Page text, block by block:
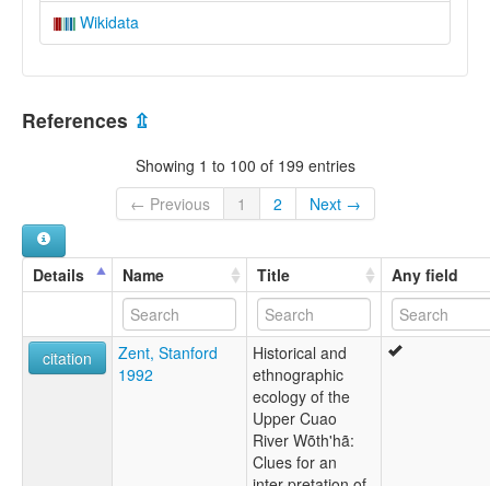
Wikidata
References ⇫
Showing 1 to 100 of 199 entries
← Previous
1 2 Next →
Details Name Title Any field
citation
Zent, Stanford
1992
Historical and
ethnographic
ecology of the
Upper Cuao
River Wõth'hã:
Clues for an